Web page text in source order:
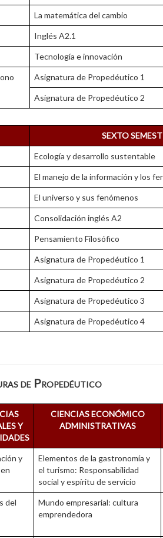
La matemática del cambio
Inglés A2.1
Tecnología e innovación
Asignatura de Propedéutico 1
Asignatura de Propedéutico 2
SEXTO
Ecología y desarrollo sustentable
El manejo de la información y los
El universo y sus fenómenos
Consolidación inglés A2
Pensamiento Filosófico
Asignatura de Propedéutico 1
Asignatura de Propedéutico 2
Asignatura de Propedéutico 3
Asignatura de Propedéutico 4
de Propedéutico
Y
CIENCIAS ECONÓMICO
ADMINISTRATIVAS
y
Elementos de la gastronomía y
el turismo: Responsabilidad
social y espíritu de servicio
del
Mundo empresarial: cultura
emprendedora